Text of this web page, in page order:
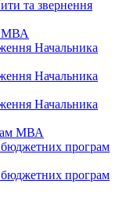
та звернення
МВА
Начальника
Начальника
Начальника
МВА
програм
програм